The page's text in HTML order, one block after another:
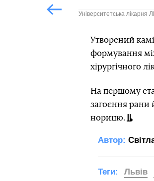
Попередній слайд
Університетська лікарня
Утворений
формування
хірургічного
На першому
загоєння рани
норицю.
Автор:
Теги: Львів